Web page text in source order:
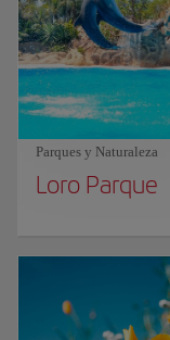
Parques y Naturaleza
Loro Parque